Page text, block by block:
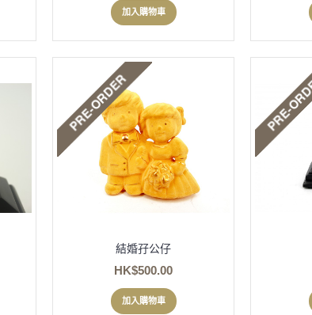
加入購物車
結婚孖公仔
HK$500.00
加入購物車